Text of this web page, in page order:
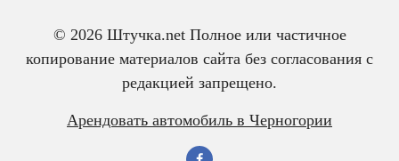
Вкусный и красивый
рулет “Ураган”
Салат из трески с
яйцом – всегда
© 2026 Штучка.net Полное или частичное
копирование материалов сайта без согласования с
редакцией запрещено.
Арендовать автомобиль в Черногории